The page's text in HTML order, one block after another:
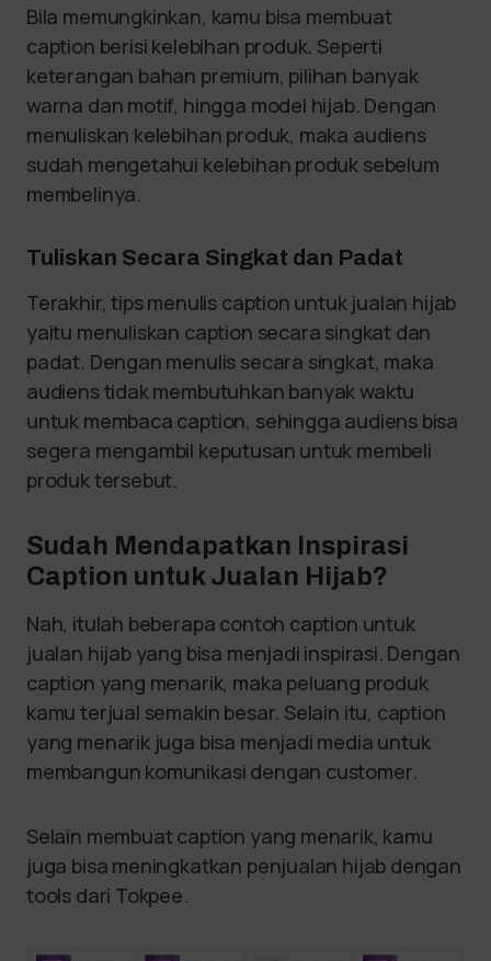
Bila memungkinkan, kamu bisa membuat
caption berisi kelebihan produk. Seperti
keterangan bahan premium, pilihan banyak
warna dan motif, hingga model hijab. Dengan
menuliskan kelebihan produk, maka audiens
sudah mengetahui kelebihan produk sebelum
membelinya.
Tuliskan Secara Singkat dan Padat
Terakhir, tips menulis caption untuk jualan hijab
yaitu menuliskan caption secara singkat dan
padat. Dengan menulis secara singkat, maka
audiens tidak membutuhkan banyak waktu
untuk membaca caption, sehingga audiens bisa
segera mengambil keputusan untuk membeli
produk tersebut.
Sudah Mendapatkan Inspirasi
Caption untuk Jualan Hijab?
Nah, itulah beberapa contoh caption untuk
jualan hijab yang bisa menjadi inspirasi. Dengan
caption yang menarik, maka peluang produk
kamu terjual semakin besar. Selain itu, caption
yang menarik juga bisa menjadi media untuk
membangun komunikasi dengan customer.
Selain membuat caption yang menarik, kamu
juga bisa meningkatkan penjualan hijab dengan
tools dari Tokpee.